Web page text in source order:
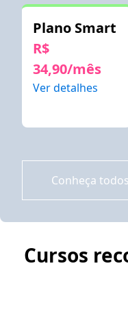
Plano Smart
R$
34,90/mês
Ver detalhes
Conheça
Cursos